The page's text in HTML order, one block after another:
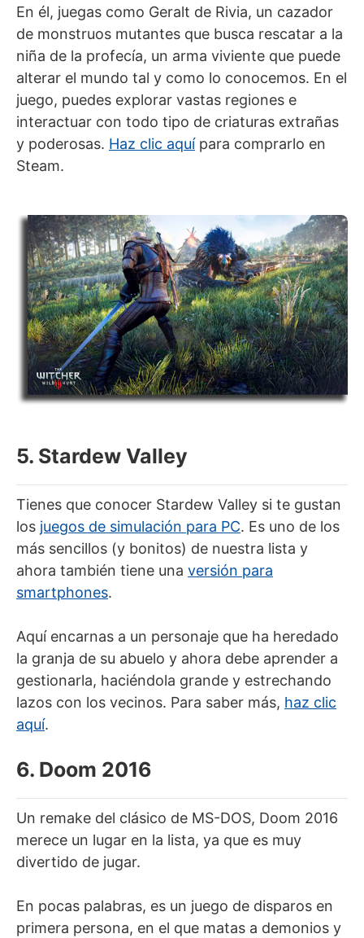
En él, juegas como Geralt de Rivia, un cazador
de monstruos mutantes que busca rescatar a la
niña de la profecía, un arma viviente que puede
alterar el mundo tal y como lo conocemos. En el
juego, puedes explorar vastas regiones e
interactuar con todo tipo de criaturas extrañas
y poderosas. Haz clic aquípara comprarlo en
Steam.
5. Stardew Valley
Tienes que conocer Stardew Valley si te gustan
los juegos de simulación para PC. Es uno de los
más sencillos (y bonitos) de nuestra lista y
ahora también tiene una versión para
smartphones.
Aquí encarnas a un personaje que ha heredado
la granja de su abuelo y ahora debe aprender a
gestionarla, haciéndola grande y estrechando
lazos con los vecinos. Para saber más, haz clic
aquí.
6. Doom 2016
Un remake del clásico de MS-DOS, Doom 2016
merece un lugar en la lista, ya que es muy
divertido de jugar.
En pocas palabras, es un juego de disparos en
primera persona, en el que matas a demonios y